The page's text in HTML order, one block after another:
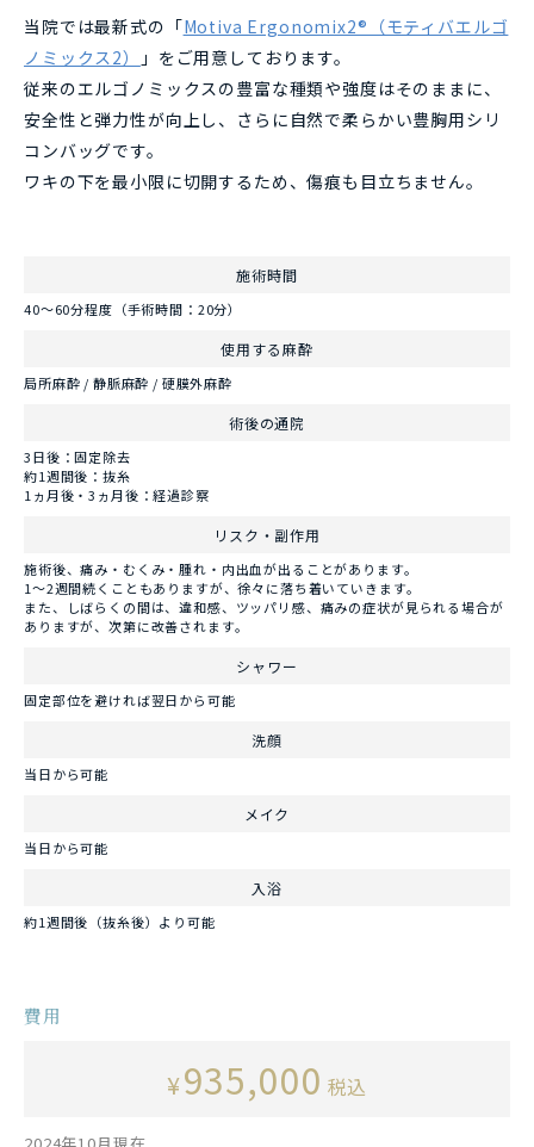
当院では最新式の「Motiva Ergonomix2®（モティバエルゴ
ノミックス2）
」をご用意しております。
従来のエルゴノミックスの豊富な種類や強度はそのままに、
安全性と弾力性が向上し、さらに自然で柔らかい豊胸用シリ
コンバッグです。
ワキの下を最小限に切開するため、傷痕も目立ちません。
施術時間
40～60分程度（手術時間：20分）
使用する麻酔
局所麻酔 / 静脈麻酔 / 硬膜外麻酔
術後の通院
3日後：固定除去
約1週間後：抜糸
1ヵ月後・3ヵ月後：経過診察
リスク・副作用
施術後、痛み・むくみ・腫れ・内出血が出ることがあります。
1～2週間続くこともありますが、徐々に落ち着いていきます。
また、しばらくの間は、違和感、ツッパリ感、痛みの症状が見られる場合が
ありますが、次第に改善されます。
シャワー
固定部位を避ければ翌日から可能
洗顔
当日から可能
メイク
当日から可能
入浴
約1週間後（抜糸後）より可能
費用
¥935,000 税込